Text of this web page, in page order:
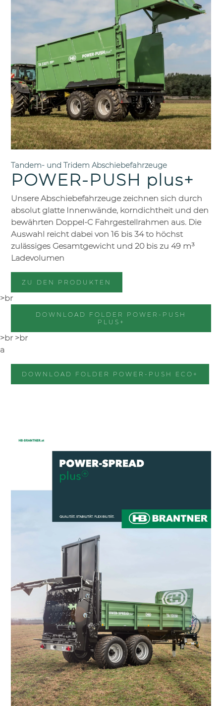
Tandem- und Tridem Abschiebefahrzeuge
POWER-PUSH plus+
Unsere Abschiebefahrzeuge zeichnen sich durch
absolut glatte Innenwände, korndichtheit und den
bewährten Doppel-C Fahrgestellrahmen aus. Die
Auswahl reicht dabei von 16 bis 34 to höchst
zulässiges Gesamtgewicht und 20 bis zu 49 m³
Ladevolumen
ZU DEN PRODUKTEN
>br
DOWNLOAD FOLDER POWER-PUSH
PLUS+
>br >br
a
DOWNLOAD FOLDER POWER-PUSH ECO+